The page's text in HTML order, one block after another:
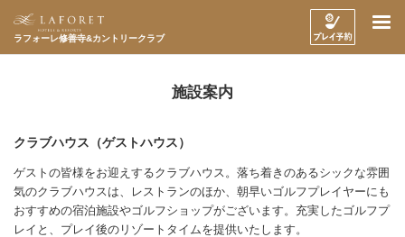
ラフォーレ修善寺&カントリークラブ
施設案内
クラブハウス（ゲストハウス）
ゲストの皆様をお迎えするクラブハウス。落ち着きのあるシックな雰囲
気のクラブハウスは、レストランのほか、朝早いゴルフプレイヤーにも
おすすめの宿泊施設やゴルフショップがございます。充実したゴルフプ
レイと、プレイ後のリゾートタイムを提供いたします。